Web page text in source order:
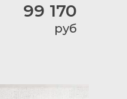
99 170
руб